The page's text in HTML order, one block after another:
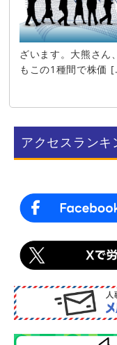
ざいます。大熊さん
もこの1種間で株価
アクセスランキ